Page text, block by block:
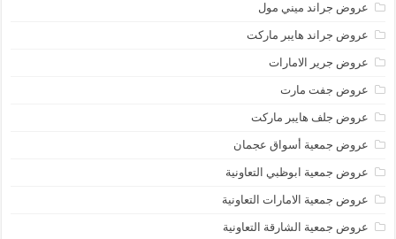
عروض جراند ميني مول
عروض جراند هايبر ماركت
عروض جرير الامارات
عروض جفت مارت
عروض جلف هايبر ماركت
عروض جمعية أسواق عجمان
عروض جمعية ابوظبي التعاونية
عروض جمعية الامارات التعاونية
عروض جمعية الشارقة التعاونية